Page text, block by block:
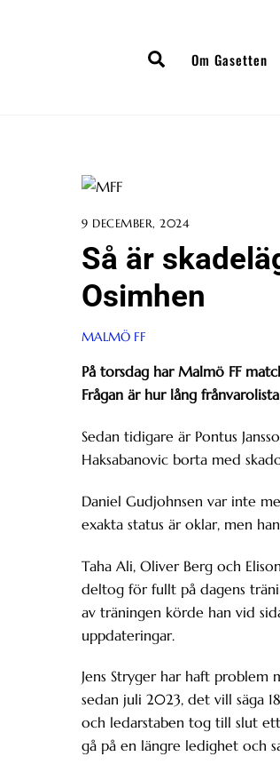
SearchOm Gasetten
9 DECEMBER, 2024
Så är
Osimhen
MALMÖ FF
På torsdag har Malmö FF
Frågan är hur lång
Sedan tidigare är Pontus
Haksabanovic borta med
Daniel Gudjohnsen var inte
exakta status är oklar, men
Taha Ali, Oliver Berg och
deltog för fullt på dagens
av träningen körde han vid
uppdateringar.
Jens Stryger har haft problem
sedan juli 2023, det vill säga
och ledarstaben tog till slut
gå på en längre ledighet och